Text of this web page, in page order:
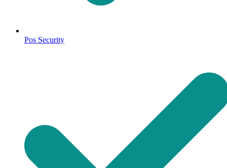
Pos Security